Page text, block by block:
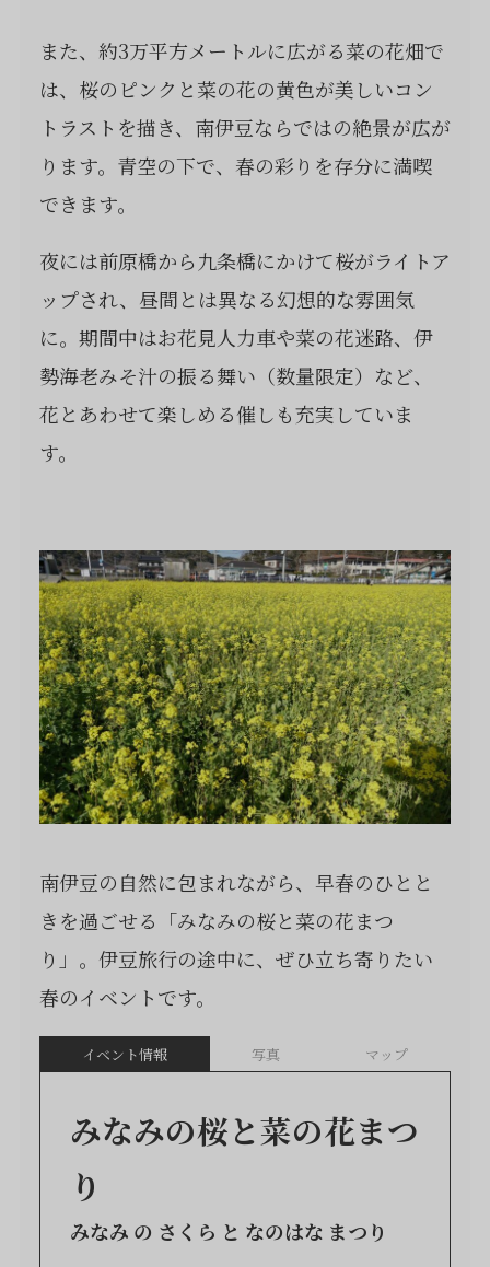
また、約3万平方メートルに広がる菜の花畑で
は、桜のピンクと菜の花の黄色が美しいコン
トラストを描き、南伊豆ならではの絶景が広が
ります。青空の下で、春の彩りを存分に満喫
できます。
夜には前原橋から九条橋にかけて桜がライトア
ップされ、昼間とは異なる幻想的な雰囲気
に。期間中はお花見人力車や菜の花迷路、伊
勢海老みそ汁の振る舞い（数量限定）など、
花とあわせて楽しめる催しも充実していま
す。
南伊豆の自然に包まれながら、早春のひとと
きを過ごせる「みなみの桜と菜の花まつ
り」。伊豆旅行の途中に、ぜひ立ち寄りたい
春のイベントです。
イベント情報 写真 マップ
みなみの桜と菜の花まつ
り
みなみ の さくら と なのはな まつり